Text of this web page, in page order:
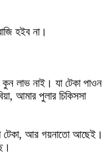
হইব না।
লাভ নাই। যা টেকা পাওন
আমার পুলার চিকিসসা
টেকা, আর গয়নাতো আছেই।